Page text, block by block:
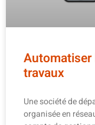
Automatiser
travaux
Une société de
organisée en